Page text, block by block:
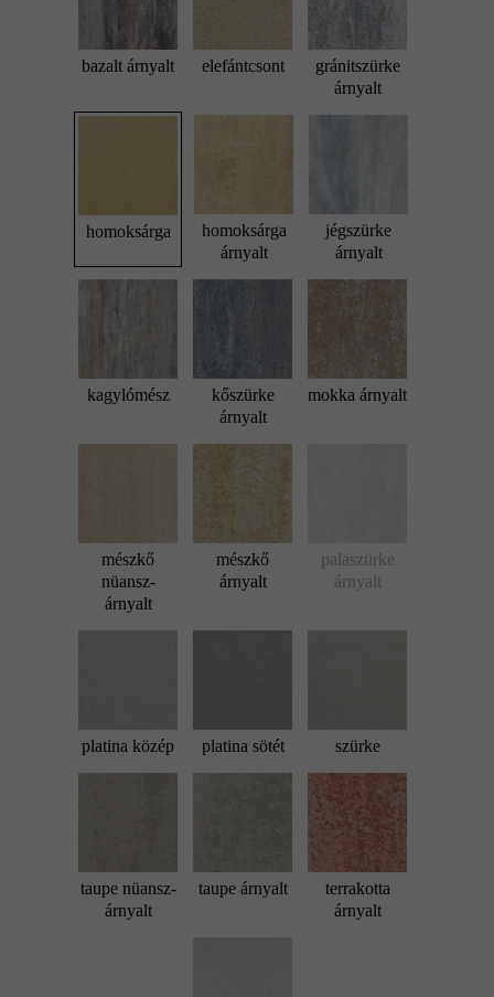
bazalt árnyalt elefántcsont
gránitszürke
árnyalt
homoksárga
homoksárga
árnyalt
jégszürke
árnyalt
kagylómész
kőszürke
árnyalt
mokka árnyalt
mészkő
nüansz-
árnyalt
mészkő
árnyalt
palaszürke
árnyalt
platina közép platina sötét szürke
taupe nüansz-
árnyalt
taupe árnyalt
terrakotta
árnyalt